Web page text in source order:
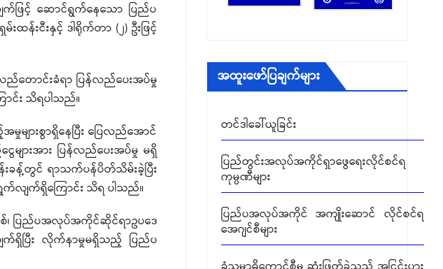
က်ဖြင့် ဆောင်ရွက်နေသော ပြည်ပ
ထန်းငီးနှင့် ဒါရိုက်တာ (၂) ဦးဖြင့်
ည်တောင်းခံရာ ပြန်လည်ပေးအပ်မှု
င်း သိရပါသည်။
များစွာရှိနေပြီး ပြေလည်အောင်
ေများအား ပြန်လည်ပေးအပ်မှု မရှိ
ခန့်တွင် ရာသက်ပန်ပိတ်သိမ်းခဲ့ပြီး
လျက်ရှိကြောင်း သိရ ပါသည်။
စ်၊ ပြည်ပအလုပ်အကိုင်ဆိုင်ရာဥပဒေ
ျက်ရှိပြီး လိုက်နာမှုမရှိသည့် ပြည်ပ
အထူးဖော်ပြချက်များ
ခုံသမာဓိ အဖွဲ့များ၏ ဆုံးဖြတ်ချက်များ
ပြည်တွင်းအလုပ်အကိုင်ရှာဖွေရေးလိုင်စင်ရ
ကုမ္ပဏီများ
ပြည်ပအလုပ်အကိုင် အကျိုးဆောင် လိုင်စင်ရ
အေဂျင်စီများ
ခုံသမာဓိကောင်စီမှ ဆုံးဖြတ်ခဲ့သည့် အငြင်းပွား